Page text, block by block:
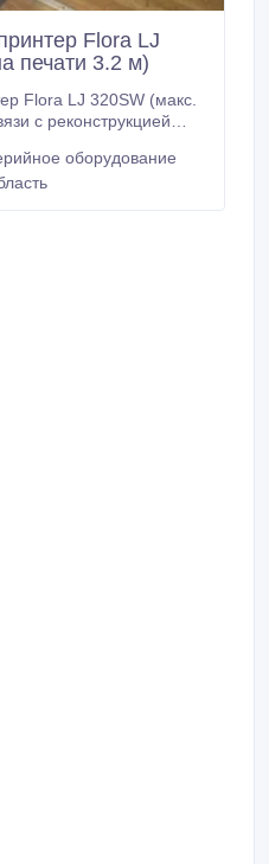
Flora LJ
печати 3.2 м)
Flora LJ 320SW (макс.
3200 мм.),
оборудование